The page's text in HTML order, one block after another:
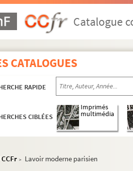
Catalogue
CATALOGUES
RAPIDE
CIBLÉES
Imprimés
multimédia
> Lavoir moderne parisien
arrondissement
17e arrondissement
arrondissement
L'Archipel